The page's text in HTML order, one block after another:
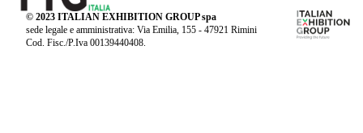
© 2023 ITALIAN EXHIBITION GROUP spa
sede legale e amministrativa: Via Emilia, 155 - 47921 Rimini
Cod. Fisc./P.Iva 00139440408.